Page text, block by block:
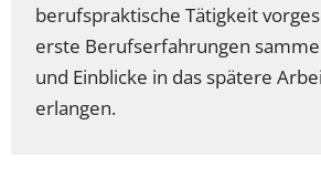
berufspraktische Tätigkeit
erste Berufserfahrungen
und Einblicke in das spätere
erlangen.